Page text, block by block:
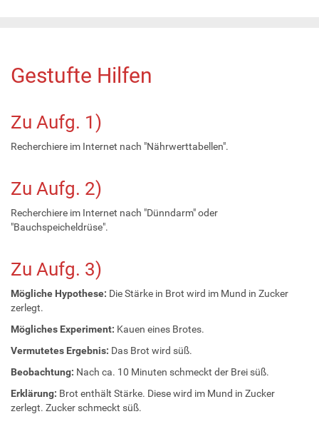
Gestufte Hilfen
Zu Aufg. 1)
Recherchiere im Internet nach "Nährwerttabellen".
Zu Aufg. 2)
Recherchiere im Internet nach "Dünndarm" oder
"Bauchspeicheldrüse".
Zu Aufg. 3)
Mögliche Hypothese: Die Stärke in Brot wird im Mund in Zucker
zerlegt.
Mögliches Experiment: Kauen eines Brotes.
Vermutetes Ergebnis: Das Brot wird süß.
Beobachtung: Nach ca. 10 Minuten schmeckt der Brei süß.
Erklärung: Brot enthält Stärke. Diese wird im Mund in Zucker
zerlegt. Zucker schmeckt süß.